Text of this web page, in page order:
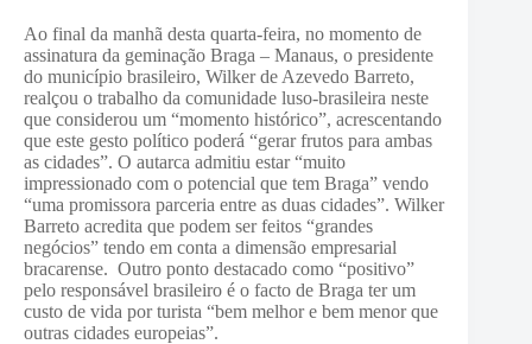
Ao final da manhã desta quarta-feira, no momento de
assinatura da geminação Braga – Manaus, o presidente
do município brasileiro, Wilker de Azevedo Barreto,
realçou o trabalho da comunidade luso-brasileira neste
que considerou um “momento histórico”, acrescentando
que este gesto político poderá “gerar frutos para ambas
as cidades”. O autarca admitiu estar “muito
impressionado com o potencial que tem Braga” vendo
“uma promissora parceria entre as duas cidades”. Wilker
Barreto acredita que podem ser feitos “grandes
negócios” tendo em conta a dimensão empresarial
bracarense. Outro ponto destacado como “positivo”
pelo responsável brasileiro é o facto de Braga ter um
custo de vida por turista “bem melhor e bem menor que
outras cidades europeias”.